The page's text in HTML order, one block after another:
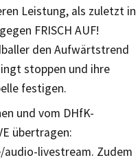
Leistung, als zuletzt in
FRISCH AUF!
den Aufwärtstrend
stoppen und ihre
festigen.
und vom DHfK-
übertragen:
livestream. Zudem